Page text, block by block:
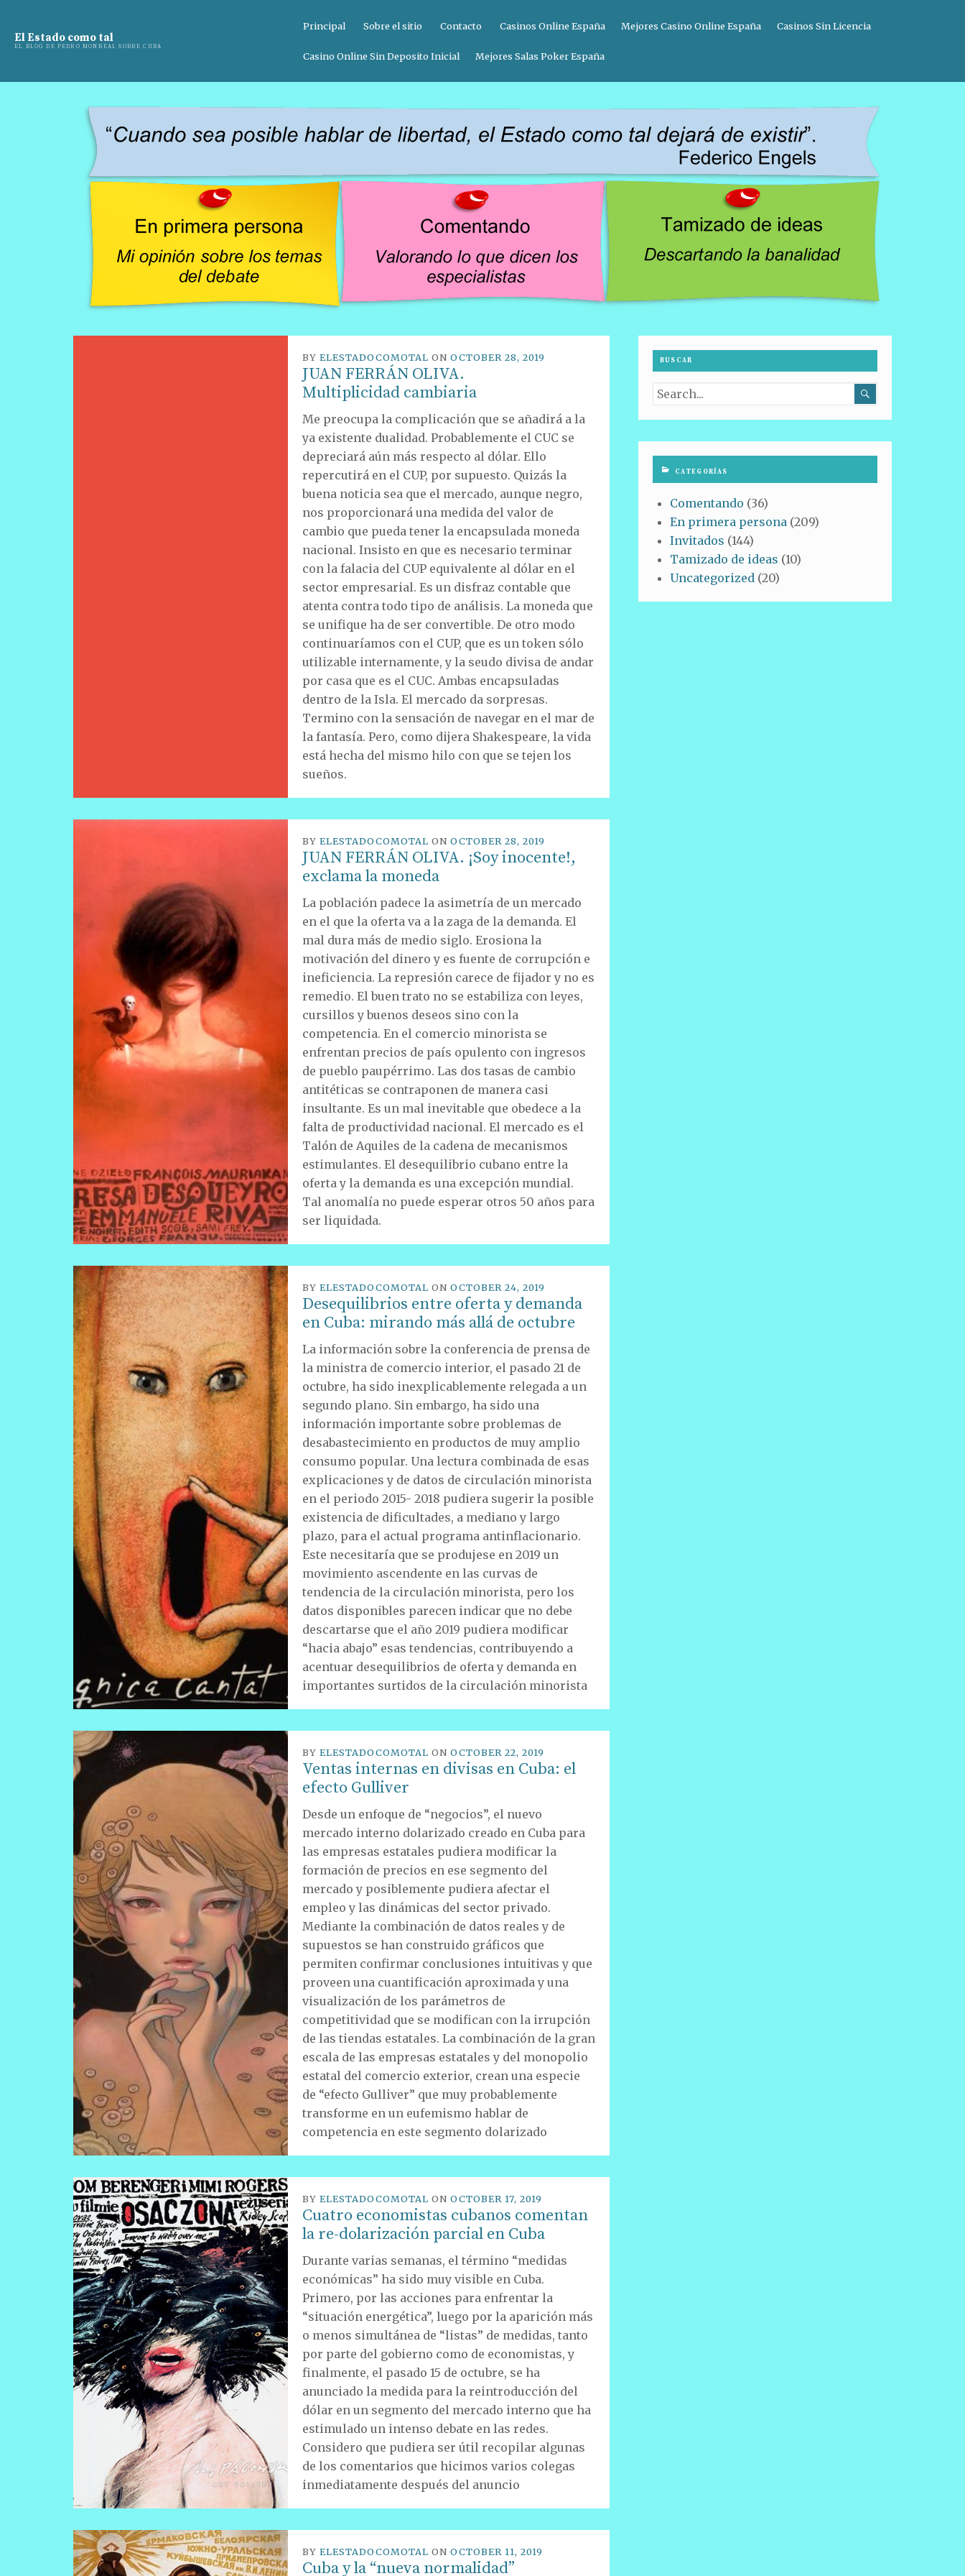
El Estado como tal
EL BLOG DE PEDRO MONREAL SOBRE CUBA
Principal Sobre el sitio Contacto Casinos Online España Mejores Casino Online España Casinos Sin Licencia
Casino Online Sin Deposito Inicial Mejores Salas Poker España
BY ELESTADOCOMOTAL ON OCTOBER 28, 2019
JUAN FERRÁN OLIVA.
Multiplicidad cambiaria
Me preocupa la complicación que se añadirá a la
ya existente dualidad. Probablemente el CUC se
depreciará aún más respecto al dólar. Ello
repercutirá en el CUP, por supuesto. Quizás la
buena noticia sea que el mercado, aunque negro,
nos proporcionará una medida del valor de
cambio que pueda tener la encapsulada moneda
nacional. Insisto en que es necesario terminar
con la falacia del CUP equivalente al dólar en el
sector empresarial. Es un disfraz contable que
atenta contra todo tipo de análisis. La moneda que
se unifique ha de ser convertible. De otro modo
continuaríamos con el CUP, que es un token sólo
utilizable internamente, y la seudo divisa de andar
por casa que es el CUC. Ambas encapsuladas
dentro de la Isla. El mercado da sorpresas.
Termino con la sensación de navegar en el mar de
la fantasía. Pero, como dijera Shakespeare, la vida
está hecha del mismo hilo con que se tejen los
sueños.
BY ELESTADOCOMOTAL ON OCTOBER 28, 2019
JUAN FERRÁN OLIVA. ¡Soy inocente!,
exclama la moneda
La población padece la asimetría de un mercado
en el que la oferta va a la zaga de la demanda. El
mal dura más de medio siglo. Erosiona la
motivación del dinero y es fuente de corrupción e
ineficiencia. La represión carece de fijador y no es
remedio. El buen trato no se estabiliza con leyes,
cursillos y buenos deseos sino con la
competencia. En el comercio minorista se
enfrentan precios de país opulento con ingresos
de pueblo paupérrimo. Las dos tasas de cambio
antitéticas se contraponen de manera casi
insultante. Es un mal inevitable que obedece a la
falta de productividad nacional. El mercado es el
Talón de Aquiles de la cadena de mecanismos
estimulantes. El desequilibrio cubano entre la
oferta y la demanda es una excepción mundial.
Tal anomalía no puede esperar otros 50 años para
ser liquidada.
BY ELESTADOCOMOTAL ON OCTOBER 24, 2019
Desequilibrios entre oferta y demanda
en Cuba: mirando más allá de octubre
La información sobre la conferencia de prensa de
la ministra de comercio interior, el pasado 21 de
octubre, ha sido inexplicablemente relegada a un
segundo plano. Sin embargo, ha sido una
información importante sobre problemas de
desabastecimiento en productos de muy amplio
consumo popular. Una lectura combinada de esas
explicaciones y de datos de circulación minorista
en el periodo 2015- 2018 pudiera sugerir la posible
existencia de dificultades, a mediano y largo
plazo, para el actual programa antinflacionario.
Este necesitaría que se produjese en 2019 un
movimiento ascendente en las curvas de
tendencia de la circulación minorista, pero los
datos disponibles parecen indicar que no debe
descartarse que el año 2019 pudiera modificar
“hacia abajo” esas tendencias, contribuyendo a
acentuar desequilibrios de oferta y demanda en
importantes surtidos de la circulación minorista
BY ELESTADOCOMOTAL ON OCTOBER 22, 2019
Ventas internas en divisas en Cuba: el
efecto Gulliver
Desde un enfoque de “negocios”, el nuevo
mercado interno dolarizado creado en Cuba para
las empresas estatales pudiera modificar la
formación de precios en ese segmento del
mercado y posiblemente pudiera afectar el
empleo y las dinámicas del sector privado.
Mediante la combinación de datos reales y de
supuestos se han construido gráficos que
permiten confirmar conclusiones intuitivas y que
proveen una cuantificación aproximada y una
visualización de los parámetros de
competitividad que se modifican con la irrupción
de las tiendas estatales. La combinación de la gran
escala de las empresas estatales y del monopolio
estatal del comercio exterior, crean una especie
de “efecto Gulliver” que muy probablemente
transforme en un eufemismo hablar de
competencia en este segmento dolarizado
BY ELESTADOCOMOTAL ON OCTOBER 17, 2019
Cuatro economistas cubanos comentan
la re-dolarización parcial en Cuba
Durante varias semanas, el término “medidas
económicas” ha sido muy visible en Cuba.
Primero, por las acciones para enfrentar la
“situación energética”, luego por la aparición más
o menos simultánea de “listas” de medidas, tanto
por parte del gobierno como de economistas, y
finalmente, el pasado 15 de octubre, se ha
anunciado la medida para la reintroducción del
dólar en un segmento del mercado interno que ha
estimulado un intenso debate en las redes.
Considero que pudiera ser útil recopilar algunas
de los comentarios que hicimos varios colegas
inmediatamente después del anuncio
BY ELESTADOCOMOTAL ON OCTOBER 11, 2019
Cuba y la “nueva normalidad”
BUSCAR

CATEGORÍAS
Comentando (36)
En primera persona(209)
Invitados (144)
Tamizado de ideas (10)
Uncategorized(20)